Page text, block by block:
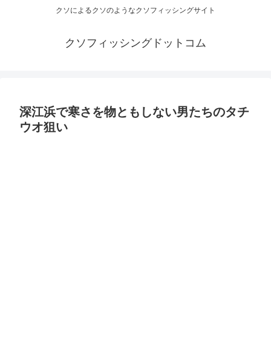
クソによるクソのようなクソフィッシングサイト
クソフィッシングドットコム
深江浜で寒さを物ともしない男たちのタチ
ウオ狙い